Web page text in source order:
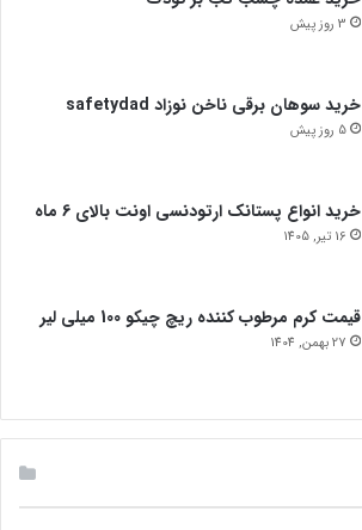
3 روز پیش
خرید سوهان برقی ناخن نوزاد safetydad
5 روز پیش
خرید انواع پستانک ارتودنسی اونت بالای 6 ماه
16 تیر, 1405
قیمت کرم مرطوب کننده ریچ چیکو 100 میلی لیر
27 بهمن, 1404